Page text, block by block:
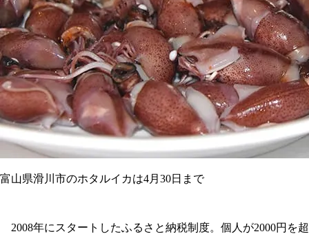
富山県滑川市のホタルイカは4月30日まで
2008年にスタートしたふるさと納税制度。個人が2000円を超